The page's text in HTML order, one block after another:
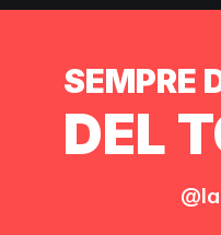
SEMPRE
DEL